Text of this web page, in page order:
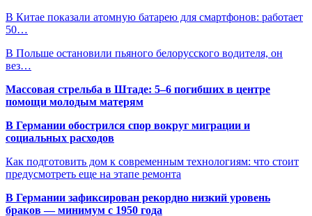
В Китае показали атомную батарею для смартфонов: работает
50…
В Польше остановили пьяного белорусского водителя, он
вез…
Массовая стрельба в Штаде: 5–6 погибших в центре
помощи молодым матерям
В Германии обострился спор вокруг миграции и
социальных расходов
Как подготовить дом к современным технологиям: что стоит
предусмотреть еще на этапе ремонта
В Германии зафиксирован рекордно низкий уровень
браков — минимум с 1950 года